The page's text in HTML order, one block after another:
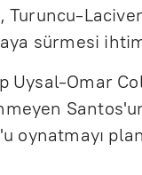
Turuncu-
sürmesi
Uysal-Omar
oynatmayı